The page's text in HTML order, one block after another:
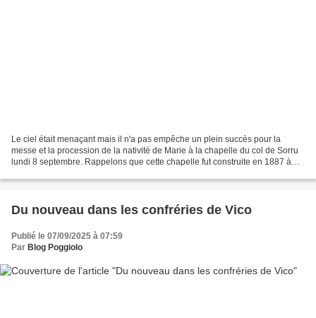
Le ciel était menaçant mais il n'a pas empêche un plein succès pour la
messe et la procession de la nativité de Marie à la chapelle du col de Sorru
lundi 8 septembre. Rappelons que cette chapelle fut construite en 1887 à
Du nouveau dans les confréries de Vico
Publié le 07/09/2025 à 07:59
Par Blog Poggiolo